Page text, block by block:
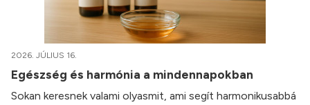
2026. JÚLIUS 16.
Egészség és harmónia a mindennapokban
Sokan keresnek valami olyasmit, ami segít harmonikusabbá